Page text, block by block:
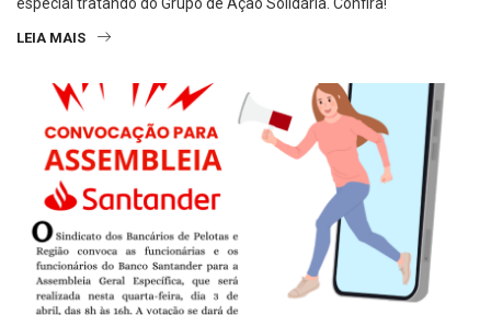
LEIA MAIS